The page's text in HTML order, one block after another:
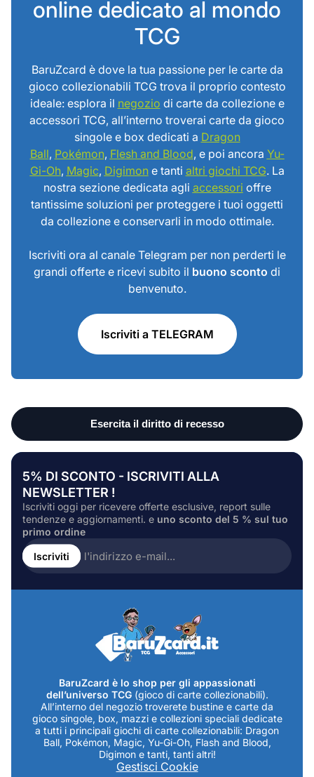
online dedicato al mondo
TCG
BaruZcard è dove la tua passione per le carte da
gioco collezionabili TCG trova il proprio contesto
ideale: esplora il negozio di carte da collezione e
accessori TCG, all’interno troverai carte da gioco
singole e box dedicati a Dragon
Ball, Pokémon, Flesh and Blood, e poi ancora Yu-
Gi-Oh, Magic, Digimone tanti altri giochi TCG. La
nostra sezione dedicata agli accessori offre
tantissime soluzioni per proteggere i tuoi oggetti
da collezione e conservarli in modo ottimale.
Iscriviti ora al canale Telegram per non perderti le
grandi offerte e ricevi subito il buono sconto di
benvenuto.
Iscriviti a TELEGRAM
5% DI SCONTO - ISCRIVITI ALLA
NEWSLETTER !
Iscriviti oggi per ricevere offerte esclusive, report sulle
tendenze e aggiornamenti. e uno sconto del 5 % sul tuo
primo ordine
Inserire
l'indirizzo
e-
Iscriviti
BaruZcard è lo shop per gli appassionati
dell’universo TCG (gioco di carte collezionabili).
All’interno del negozio troverete bustine e carte da
gioco singole, box, mazzi e collezioni speciali dedicate
a tutti i principali giochi di carte collezionabili: Dragon
Ball, Pokémon, Magic, Yu-Gi-Oh, Flash and Blood,
Digimon e tanti, tanti altri!
Gestisci Cookie